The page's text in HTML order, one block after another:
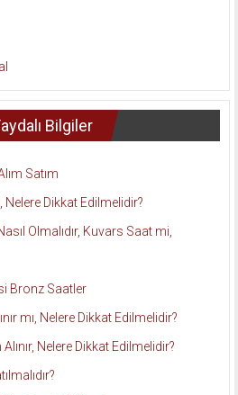
Bilgiler
Satım
Nelere Dikkat Edilmelidir?
Olmalıdır, Kuvars Saat mi,
Bronz Saatler
mı, Nelere Dikkat Edilmelidir?
Nelere Dikkat Edilmelidir?